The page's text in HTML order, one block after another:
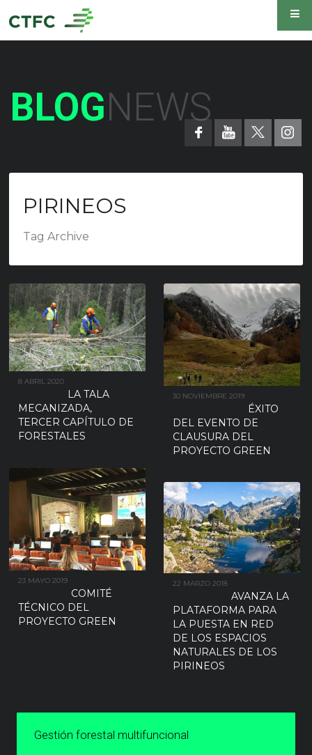
BLOGNEWS
PIRINEOS
Tag Archive
8 ABRIL 2020
LA TALA
MECANIZADA,
TERCER CAPÍTULO DE
FORESTALES
30 NOVIEMBRE 2019
ÉXITO
DEL EVENTO DE
CLAUSURA DEL
PROYECTO GREEN
23 MAYO 2019
COMITÉ
TÉCNICO DEL
PROYECTO GREEN
22 MARZO 2018
AVANZA LA
PLATAFORMA PARA
LA PUESTA EN RED
DE LOS ESPACIOS
NATURALES DE LOS
PIRINEOS
Gestión forestal multifuncional